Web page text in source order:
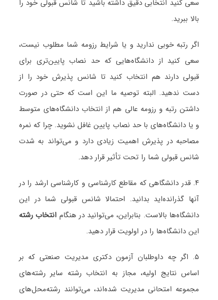
سعی کنید انتخابی دقیق داشته باشید تا شانس قبولی خود را
بالا ببرید.
اگر رتبه خوبی ندارید و یا شرایط رزومه شما مطلوب نیست،
سعی کنید از دانشگاه‌هایی که حد نصاب پایین‌تری برای
قبولی دارند هم انتخاب کنید تا شانس پذیرش خود را از
دست ندهید. البته توصیه ما این است که حتی در صورت
داشتن رتبه و رزومه عالی هم از انتخاب دانشگاه‌های متوسط
و یا دانشگاه‌های با حد نصاب پایین غافل نشوید. چرا که نمره
مصاحبه در پذیرش اهمیت زیادی دارد و می‌تواند به شدت
شانس قبولی شما را تحت تأثیر قرار دهد.
۴. قدر دانشگاهی که مقاطع کارشناسی و کارشناسی ارشد را در
آنها گذرانده‌اید بدانید. احتمالا شانس قبولی شما در این
دانشگاه‌ها بالاست. بنابراین، می‌توانید در هنگام انتخاب رشته
این دانشگاه‌ها را در اولویت قرار دهید.
۵. اگر چه داوطلبان آزمون دکتری مدیریت صنعتی که بر
اساس نتایج اولیه، مجاز به انتخاب رشته سایر رشته‌های
مجموعه امتحانی مدیریت شده‌اند، می‌توانند رشته‌محل‌های